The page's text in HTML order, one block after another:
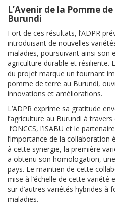
L’Avenir de la Pomme
Burundi
Fort de ces résultats, l’ADPR
introduisant de nouvelles
maladies, poursuivant ainsi son
agriculture durable et résiliente.
du projet marque un tournant
pomme de terre au Burundi,
innovations et améliorations.
L’ADPR exprime sa gratitude
l’agriculture au Burundi à
l’ONCCS, l’ISABU et le
l’importance de la collaboration
à cette synergie, la première
a obtenu son homologation,
pays. Le maintien de cette
mise à l’échelle de cette variété
sur d’autres variétés hybrides à
maladies.